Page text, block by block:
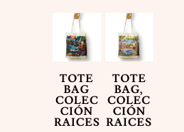
TOTE
BAG
COLEC
CIÓN
RAICES
TOTE
BAG,
COLEC
CIÓN
RAICES